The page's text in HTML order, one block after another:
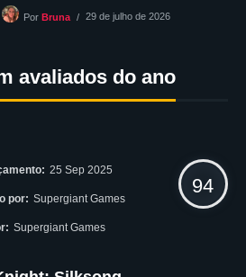
PorBruna 29 de julho de 2026
avaliados do ano
25 Sep 2025
por: Supergiant Games
Supergiant Games
94